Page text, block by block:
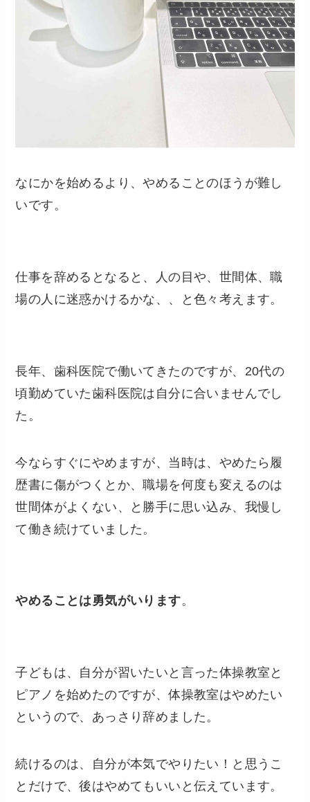
なにかを始めるより、やめることのほうが難し
いです。
仕事を辞めるとなると、人の目や、世間体、職
場の人に迷惑かけるかな、、と色々考えます。
長年、歯科医院で働いてきたのですが、20代の
頃勤めていた歯科医院は自分に合いませんでし
た。
今ならすぐにやめますが、当時は、やめたら履
歴書に傷がつくとか、職場を何度も変えるのは
世間体がよくない、と勝手に思い込み、我慢し
て働き続けていました。
やめることは勇気がいります。
子どもは、自分が習いたいと言った体操教室と
ピアノを始めたのですが、体操教室はやめたい
というので、あっさり辞めました。
続けるのは、自分が本気でやりたい！と思うこ
とだけで、後はやめてもいいと伝えています。